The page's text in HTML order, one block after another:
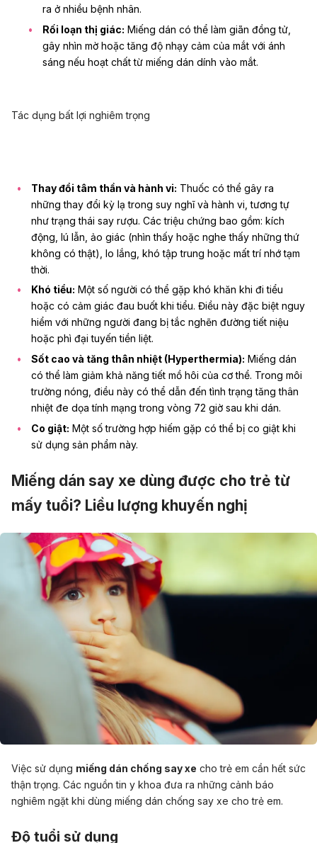
ra ở nhiều bệnh nhân.
Rối loạn thị giác: Miếng dán có thể làm giãn đồng tử,
gây nhìn mờ hoặc tăng độ nhạy cảm của mắt với ánh
sáng nếu hoạt chất từ miếng dán dính vào mắt.
Tác dụng bất lợi nghiêm trọng
Thay đổi tâm thần và hành vi: Thuốc có thể gây ra
những thay đổi kỳ lạ trong suy nghĩ và hành vi, tương tự
như trạng thái say rượu. Các triệu chứng bao gồm: kích
động, lú lẫn, ảo giác (nhìn thấy hoặc nghe thấy những thứ
không có thật), lo lắng, khó tập trung hoặc mất trí nhớ tạm
thời.
Khó tiểu: Một số người có thể gặp khó khăn khi đi tiểu
hoặc có cảm giác đau buốt khi tiểu. Điều này đặc biệt nguy
hiểm với những người đang bị tắc nghẽn đường tiết niệu
hoặc phì đại tuyến tiền liệt.
Sốt cao và tăng thân nhiệt (Hyperthermia): Miếng dán
có thể làm giảm khả năng tiết mồ hôi của cơ thể. Trong môi
trường nóng, điều này có thể dẫn đến tình trạng tăng thân
nhiệt đe dọa tính mạng trong vòng 72 giờ sau khi dán.
Co giật: Một số trường hợp hiếm gặp có thể bị co giật khi
sử dụng sản phẩm này.
Miếng dán say xe dùng được cho trẻ từ
mấy tuổi? Liều lượng khuyến nghị
Việc sử dụng miếng dán chống say xe cho trẻ em cần hết sức
thận trọng. Các nguồn tin y khoa đưa ra những cảnh báo
nghiêm ngặt khi dùng miếng dán chống say xe cho trẻ em.
Độ tuổi sử dụng